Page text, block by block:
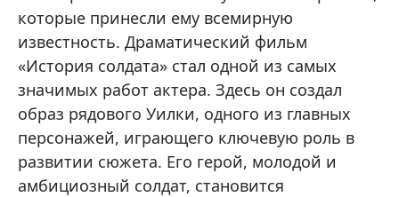
которые принесли ему всемирную
известность. Драматический фильм
«История солдата» стал одной из самых
значимых работ актера. Здесь он создал
образ рядового Уилки, одного из главных
персонажей, играющего ключевую роль в
развитии сюжета. Его герой, молодой и
амбициозный солдат, становится